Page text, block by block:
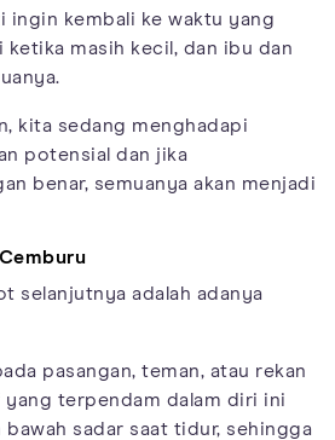
ingin kembali ke waktu yang
ketika masih kecil, dan ibu dan
kita sedang menghadapi
potensial dan jika
benar, semuanya akan menjadi
selanjutnya adalah adanya
pasangan, teman, atau rekan
terpendam dalam diri ini
sadar saat tidur, sehingga